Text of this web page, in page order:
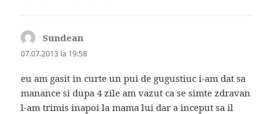
Sundean
07.07.2013 la 19:58
eu am gasit in curte un pui de gugustiuc i-am dat sa
manance si dupa 4 zile am vazut ca se simte zdravan
l-am trimis inapoi la mama lui dar a inceput sa il